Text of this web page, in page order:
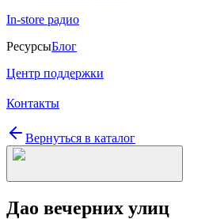
In-store радио
РесурсыБлог
Центр поддержки
Контакты
Вернуться в каталог
Дао вечерних улиц